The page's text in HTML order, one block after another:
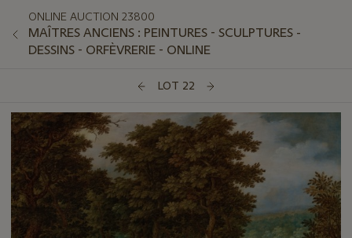
ONLINE AUCTION 23800
MAÎTRES ANCIENS : PEINTURES - SCULPTURES -
DESSINS - ORFÈVRERIE - ONLINE
LOT 22